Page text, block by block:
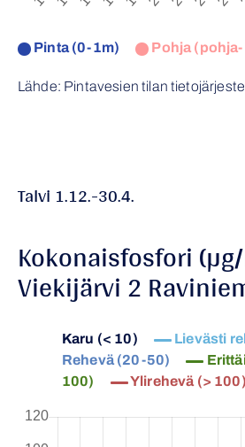
Pinta (0-1m) Pohja
Lähde: Pintavesien tilan
Talvi 1.12.-30.4.
Kokonaisfosfori
Viekijärvi 2
Karu (< 10)
Lievästi
Rehevä (20-50)
100)
Ylirehevä (> 100)